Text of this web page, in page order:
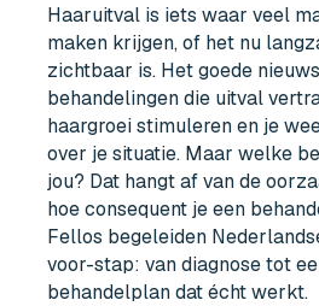
Haaruitval is iets waar veel
maken krijgen, of het nu
zichtbaar is. Het goede
behandelingen die uitval
haargroei stimuleren en je
over je situatie. Maar welke
jou? Dat hangt af van de
hoe consequent je een
Fellos begeleiden
voor-stap: van diagnose tot
behandelplan dat écht werkt.